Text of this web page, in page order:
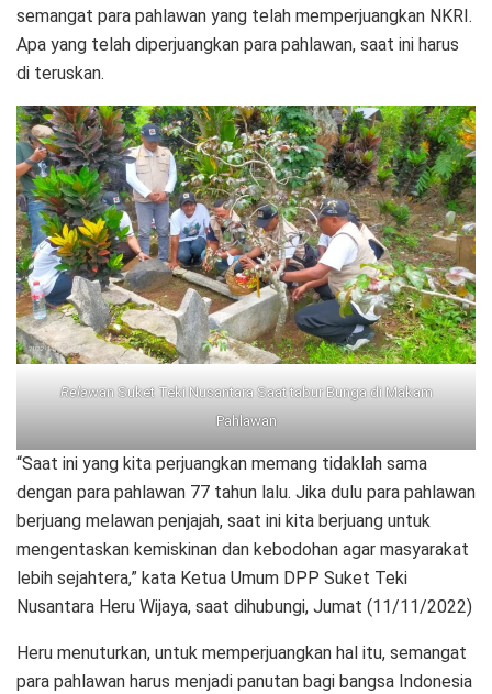
semangat para pahlawan yang telah memperjuangkan NKRI.
Apa yang telah diperjuangkan para pahlawan, saat ini harus
di teruskan.
Relawan Suket Teki Nusantara Saat tabur Bunga di Makam
Pahlawan
“Saat ini yang kita perjuangkan memang tidaklah sama
dengan para pahlawan 77 tahun lalu. Jika dulu para pahlawan
berjuang melawan penjajah, saat ini kita berjuang untuk
mengentaskan kemiskinan dan kebodohan agar masyarakat
lebih sejahtera,” kata Ketua Umum DPP Suket Teki
Nusantara Heru Wijaya, saat dihubungi, Jumat (11/11/2022)
Heru menuturkan, untuk memperjuangkan hal itu, semangat
para pahlawan harus menjadi panutan bagi bangsa Indonesia